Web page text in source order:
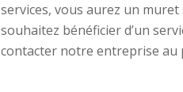
services, vous aurez un
souhaitez bénéficier d’un
contacter notre entreprise au